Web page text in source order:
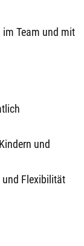
Team und mit
und
Flexibilität